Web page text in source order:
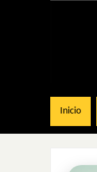
Inicio